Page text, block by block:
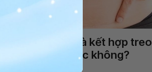
Sinh mổ lần 3 và kết hợp treo
cổ tử cung được không?